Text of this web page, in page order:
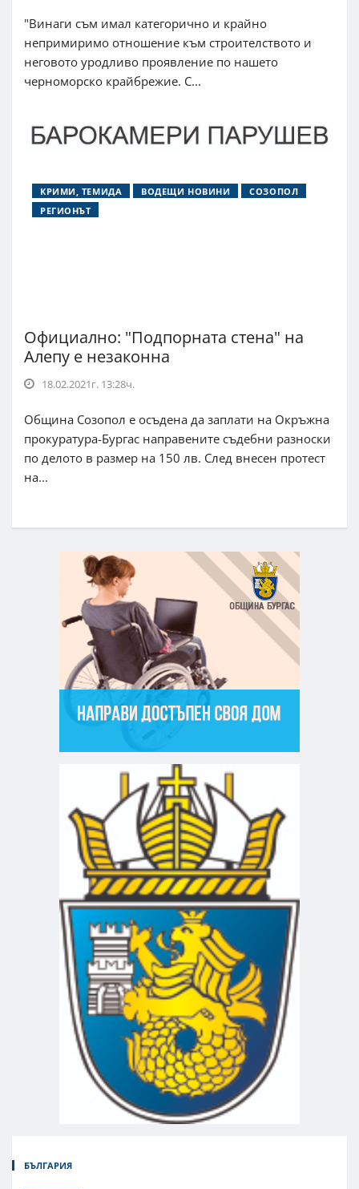
"Винаги съм имал категорично и крайно
непримиримо отношение към строителството и
неговото уродливо проявление по нашето
черноморско крайбрежие. С...
КРИМИ, ТЕМИДА ВОДЕЩИ НОВИНИ
СОЗОПОЛ
РЕГИОНЪТ
Официално: "Подпорната стена" на
Алепу е незаконна
18.02.2021г. 13:28ч.
Община Созопол е осъдена да заплати на Окръжна
прокуратура-Бургас направените съдебни разноски
по делото в размер на 150 лв. След внесен протест
на...
БЪЛГАРИЯ